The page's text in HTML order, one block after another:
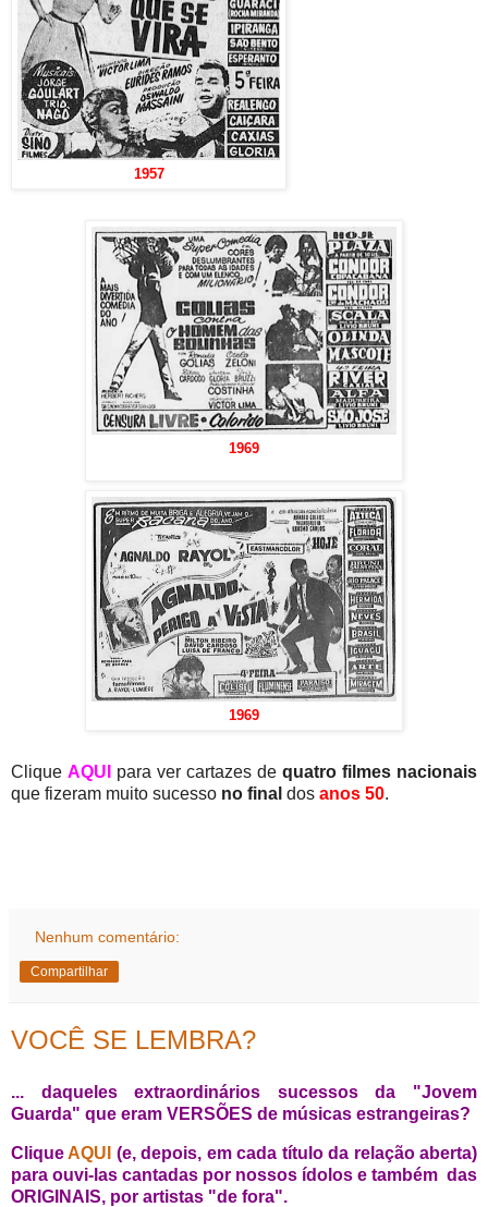
1957
1969
1969
Clique AQUI para ver cartazes de quatro filmes nacionais
que fizeram muito sucesso no final dos anos 50.
Nenhum comentário:
Compartilhar
VOCÊ SE LEMBRA?
... daqueles extraordinários sucessos da "Jovem
Guarda" que eram VERSÕES de músicas estrangeiras?
Clique AQUI (e, depois, em cada título da relação aberta)
para ouvi-las cantadas por nossos ídolos e também das
ORIGINAIS, por artistas "de fora".